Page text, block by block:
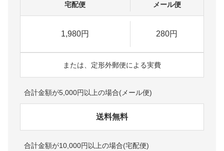
宅配便 メール便
1,980円 280円
または、定形外郵便による実費
合計金額が5,000円以上の場合(メール便)
送料無料
合計金額が10,000円以上の場合(宅配便)